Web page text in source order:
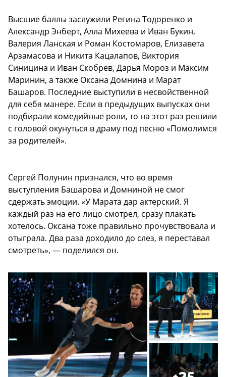
Высшие баллы заслужили Регина Тодоренко и
Александр Энберт, Алла Михеева и Иван Букин,
Валерия Ланская и Роман Костомаров, Елизавета
Арзамасова и Никита Кацалапов, Виктория
Синицина и Иван Скобрев, Дарья Мороз и Максим
Маринин, а также Оксана Домнина и Марат
Башаров. Последние выступили в несвойственной
для себя манере. Если в предыдущих выпусках они
подбирали комедийные роли, то на этот раз решили
с головой окунуться в драму под песню «Помолимся
за родителей».
Сергей Полунин признался, что во время
выступления Башарова и Домниной не смог
сдержать эмоции. «У Марата дар актерский. Я
каждый раз на его лицо смотрел, сразу плакать
хотелось. Оксана тоже правильно прочувствовала и
отыграла. Два раза доходило до слез, я переставал
смотреть», — поделился он.